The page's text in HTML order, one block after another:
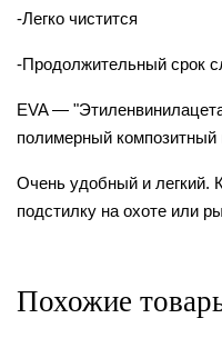
-Легко чистится
-Продолжительный срок
EVA —
полимерный композитный
Очень удобный и легкий.
подстилку на охоте или
Похожие